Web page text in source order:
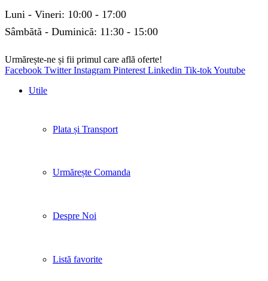
Luni - Vineri: 10:00 - 17:00
Sâmbătă - Duminică: 11:30 - 15:00
Urmărește-ne și fii primul care află oferte!
Facebook Twitter Instagram Pinterest Linkedin Tik-tokYoutube
Utile
Plata și Transport
Urmărește Comanda
Despre Noi
Listă favorite